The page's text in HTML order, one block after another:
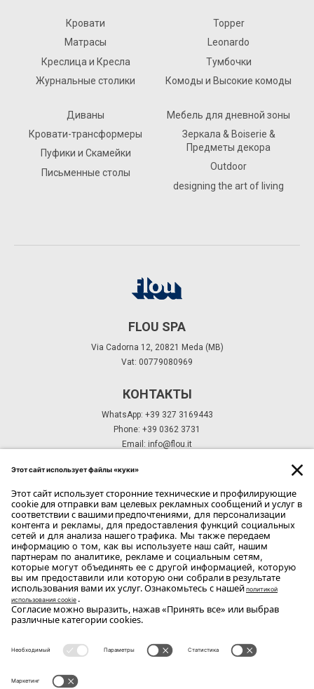
Кровати
Матрасы
Креслица и Кресла
Журнальные столики
Topper
Leonardo
Тумбочки
Комоды и Высокие комоды
Диваны
Кровати-трансформеры
Пуфики и Скамейки
Письменные столы
Мебель для дневной зоны
Зеркала & Boiserie &
Предметы декора
Outdoor
designing the art of living
FLOU SPA
Via Cadorna 12, 20821 Meda (MB)
Vat: 00779080969
КОНТАКТЫ
WhatsApp: +39 327 3169443
Phone: +39 0362 3731
Email: info@flou.it
ПОДПИСКА НА РАССЫЛКУ
ПОДПИСКА
Copyright Flou 2026
Изменить настройки конфиденциальности